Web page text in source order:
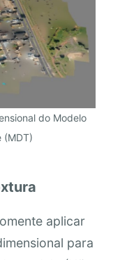
do Modelo
(MDT)
aplicar
para